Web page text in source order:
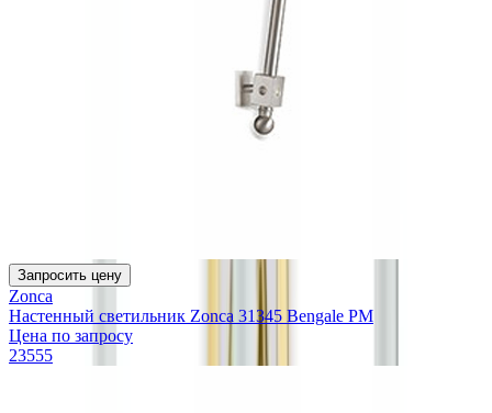
Запросить цену
Zonca
Настенный светильник Zonca 31345 Bengale PM
Цена по запросу
23555